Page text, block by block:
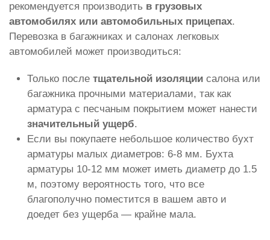
рекомендуется производить в грузовых
автомобилях или автомобильных прицепах.
Перевозка в багажниках и салонах легковых
автомобилей может производиться:
Только после тщательной изоляции салона или
багажника прочными материалами, так как
арматура с песчаным покрытием может нанести
значительный ущерб.
Если вы покупаете небольшое количество бухт
арматуры малых диаметров: 6-8 мм. Бухта
арматуры 10-12 мм может иметь диаметр до 1.5
м, поэтому вероятность того, что все
благополучно поместится в вашем авто и
доедет без ущерба — крайне мала.